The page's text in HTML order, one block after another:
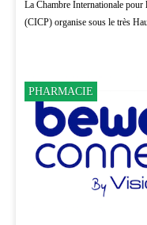
La Chambre Internationale
(CICP) organise sous le très
PHARMACIE